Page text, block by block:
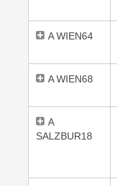
A WIEN64
A WIEN68
A
SALZBUR18